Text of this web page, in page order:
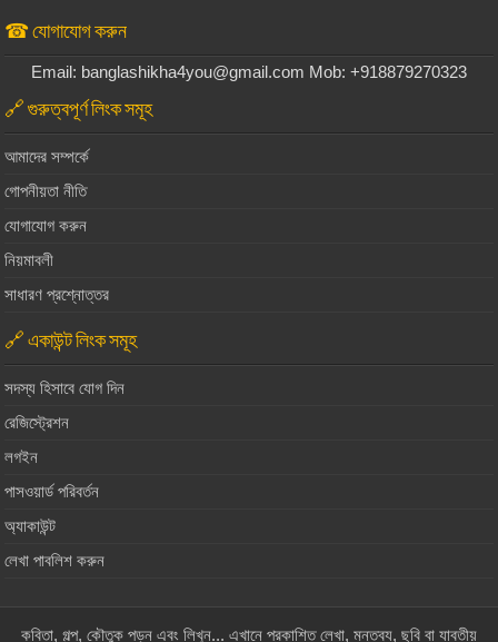
☎ যোগাযোগ করুন
Email: banglashikha4you@gmail.com Mob: +918879270323
🔗 গুরুত্বপূর্ণ লিংক সমূহ
আমাদের সম্পর্কে
গোপনীয়তা নীতি
যোগাযোগ করুন
নিয়মাবলী
সাধারণ প্রশ্নোত্তর
🔗 একাউন্ট লিংক সমূহ
সদস্য হিসাবে যোগ দিন
রেজিস্ট্রেশন
লগইন
পাসওয়ার্ড পরিবর্তন
অ্যাকাউন্ট
লেখা পাবলিশ করুন
কবিতা, গল্প, কৌতুক পড়ুন এবং লিখুন... এখানে প্রকাশিত লেখা, মন্তব্য, ছবি বা যাবতীয়